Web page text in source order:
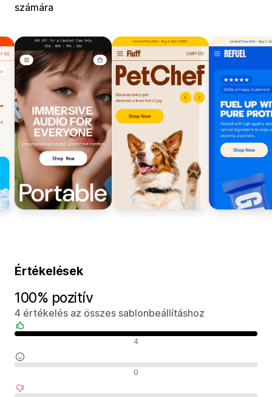
számára
Értékelések
100% pozitív
4 értékelés az összes sablonbeállításhoz
4
0